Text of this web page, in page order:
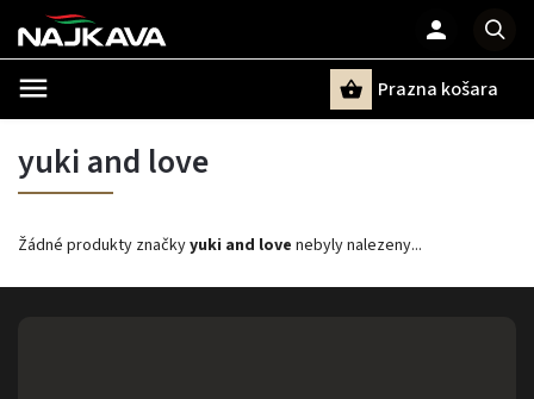
Prazna košara
yuki and love
Žádné produkty značkyyuki and love nebyly nalezeny...